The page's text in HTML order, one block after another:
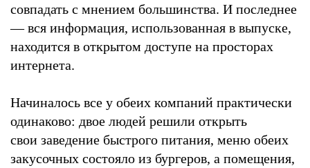
совпадать с мнением большинства. И последнее
— вся информация, использованная в выпуске,
находится в открытом доступе на просторах
интернета.
Начиналось все у обеих компаний практически
одинаково: двое людей решили открыть
свои заведение быстрого питания, меню обеих
закусочных состояло из бургеров, а помещения,